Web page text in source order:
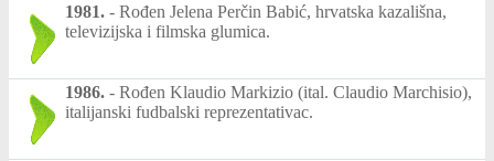
1981. - Rođen Jelena Perčin Babić, hrvatska kazališna,
televizijska i filmska glumica.
1986. - Rođen Klaudio Markizio (ital. Claudio Marchisio),
italijanski fudbalski reprezentativac.